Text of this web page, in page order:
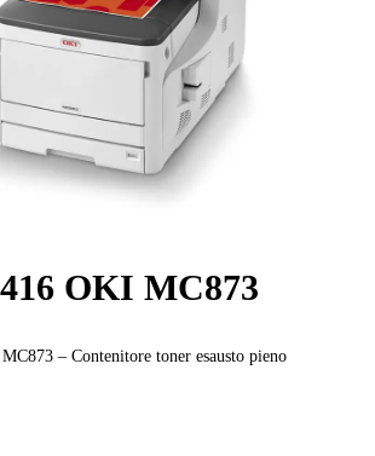
OKI MC873
– Contenitore toner esausto pieno